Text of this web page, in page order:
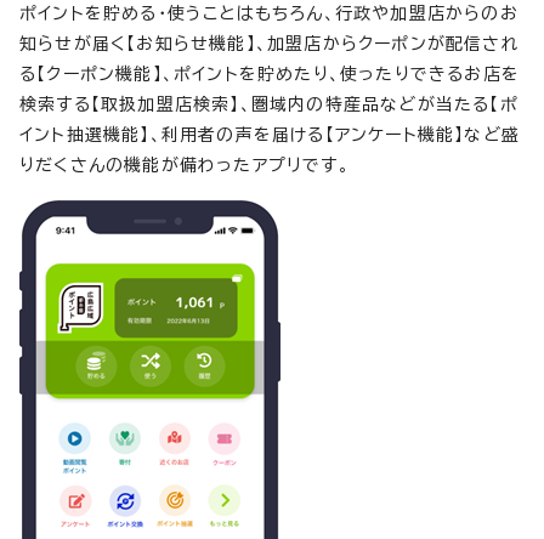
ポイントを貯める・使うことはもちろん、行政や加盟店からのお
知らせが届く【お知らせ機能】、加盟店からクーポンが配信され
る【クーポン機能】、ポイントを貯めたり、使ったりできるお店を
検索する【取扱加盟店検索】、圏域内の特産品などが当たる【ポ
イント抽選機能】、利用者の声を届ける【アンケート機能】など盛
りだくさんの機能が備わったアプリです。